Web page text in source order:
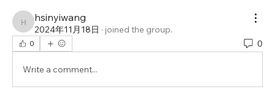
hsinyiwang
hsinyiwang
2024年11月18日 · joined the group.
0 0
Write a comment...